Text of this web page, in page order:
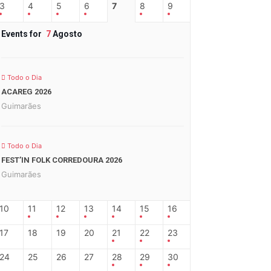
3 4 5 6 7 8 9
Events for 7Agosto
Todo o Dia
ACAREG 2026
Guimarães
Todo o Dia
FEST’IN FOLK CORREDOURA 2026
Guimarães
10 11 12 13 14 15 16
17 18 19 20 21 22 23
24 25 26 27 28 29 30